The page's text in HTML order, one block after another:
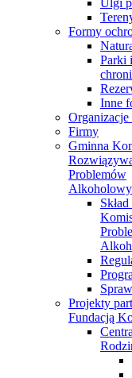
Ulgi
Formy
Parki
Inne
Firmy
Gminna
Problemów
Projekty
Fundacją